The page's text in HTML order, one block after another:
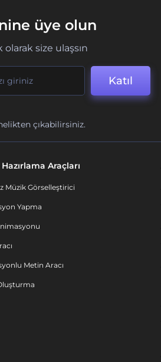
üye olun
size ulaşsın
Katıl
çıkabilirsiniz.
Araçları
Müzik Görselleştirici
Yapma
Metin Aracı